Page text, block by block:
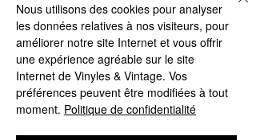
A1
Capitaine
4:43
A2
La Fusée De Noé
3:46
A3
Ben, Je Suis Ton Ami
2:32
A4
Les Colombes De La
Guerre
A5 L'Etoile Filante
3:55
B1
Petit Génie
Nous utilisons des cookies pour analyser
les données relatives à nos visiteurs, pour
améliorer notre site Internet et vous offrir
une expérience agréable sur le site
Internet de Vinyles & Vintage. Vos
préférences peuvent être modifiées à tout
moment. Politique de confidentialité